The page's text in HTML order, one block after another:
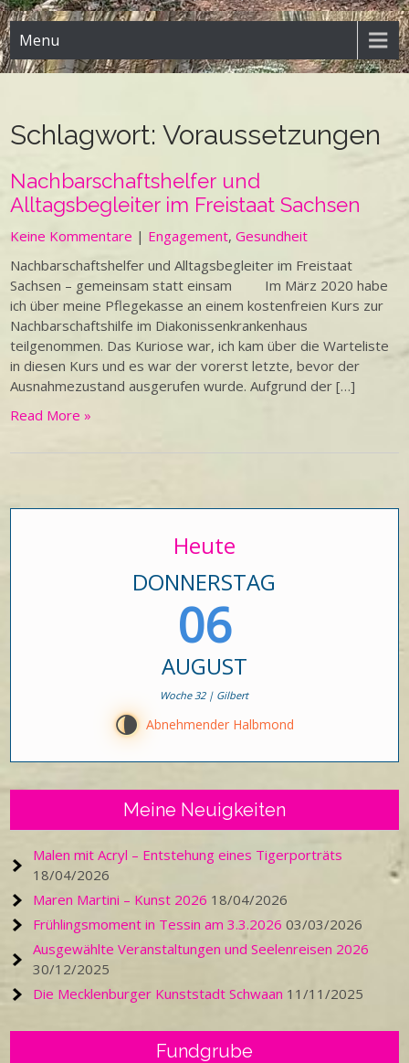
Menu
Schlagwort:Voraussetzungen
Nachbarschaftshelfer und
Alltagsbegleiter im Freistaat Sachsen
Keine Kommentare | Engagement,Gesundheit
Nachbarschaftshelfer und Alltagsbegleiter im Freistaat
Sachsen – gemeinsam statt einsam Im März 2020 habe
ich über meine Pflegekasse an einem kostenfreien Kurs zur
Nachbarschaftshilfe im Diakonissenkrankenhaus
teilgenommen. Das Kuriose war, ich kam über die Warteliste
in diesen Kurs und es war der vorerst letzte, bevor der
Ausnahmezustand ausgerufen wurde. Aufgrund der […]
Read More »
Heute
DONNERSTAG
06
AUGUST
Woche 32 | Gilbert
U Abnehmender Halbmond
Meine Neuigkeiten
Malen mit Acryl – Entstehung eines Tigerporträts
18/04/2026
Maren Martini – Kunst 2026 18/04/2026
Frühlingsmoment in Tessin am 3.3.2026 03/03/2026
Ausgewählte Veranstaltungen und Seelenreisen 2026
30/12/2025
Die Mecklenburger Kunststadt Schwaan 11/11/2025
Fundgrube